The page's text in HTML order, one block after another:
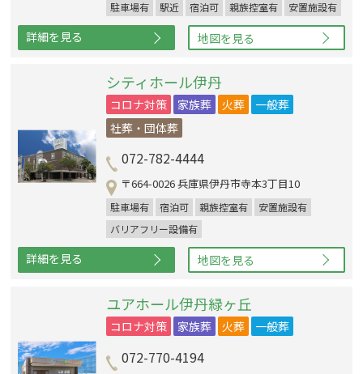
駐車場有 駅近 宿泊可 親族控室有 安置施設有
詳細を見る 地図を見る
シティホール伊丹
コロナ対策 家族葬 火葬
一般葬
社葬・団体葬
072-782-4444
〒664-0026 兵庫県伊丹市寺本3丁目10
駐車場有 宿泊可 親族控室有
安置施設有
バリアフリー設備有
詳細を見る 地図を見る
ユアホール伊丹緑ヶ丘
コロナ対策 家族葬 火葬 一般葬
072-770-4194